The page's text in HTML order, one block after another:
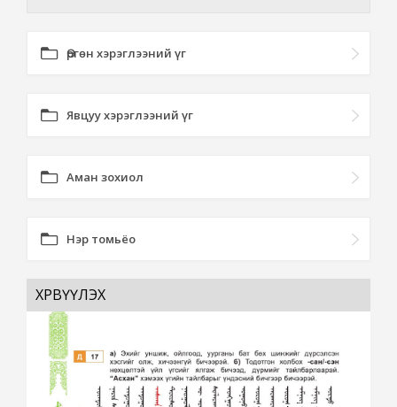
Өргөн хэрэглээний үг
Явцуу хэрэглээний үг
Аман зохиол
Нэр томьёо
ХӨРВҮҮЛЭХ